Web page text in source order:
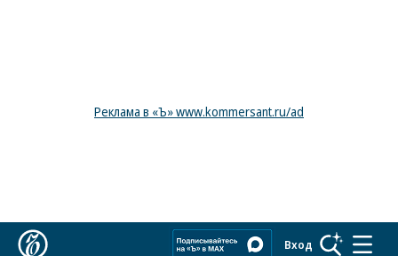
Реклама в «Ъ» www.kommersant.ru/ad
Вход